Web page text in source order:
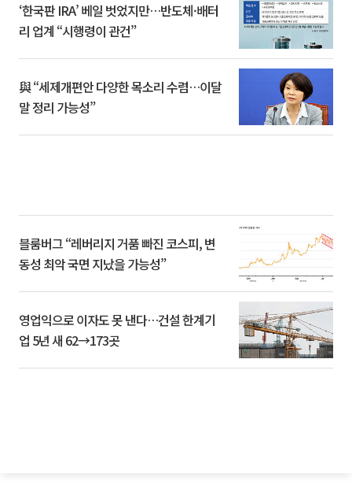
‘한국판 IRA’ 베일 벗었지만…반도체·배터
리 업계 “시행령이 관건”
與 “세제개편안 다양한 목소리 수렴…이달
말 정리 가능성”
블룸버그 “레버리지 거품 빠진 코스피, 변
동성 최악 국면 지났을 가능성”
영업익으로 이자도 못 낸다…건설 한계기
업 5년 새 62→173곳